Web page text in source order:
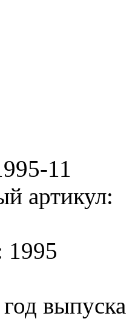
11
артикул:
1995
выпуска